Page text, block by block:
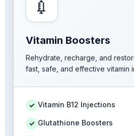
💉
Vitamin Boosters
Rehydrate, recharge, and
fast, safe, and effective vitamin
✓ Vitamin B12 Injections
✓ Glutathione Boosters